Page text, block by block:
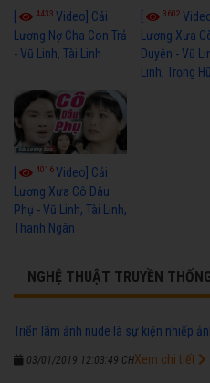
4433 Video] Cải
Lương Nợ Cha Con Trả
- Vũ Linh, Tài Linh
3602
Lương Xưa
Duyên - Vũ
Linh, Trọng
[ 4016Video] Cải
Lương Xưa Cô Dâu
Phụ - Vũ Linh, Tài Linh,
Thanh Ngân
NGHỆ THUẬT TRUYỀN
Triển lãm ảnh nude là sự kiện nhiếp
03/01/2019 12:03:49 CHXem chi tiết